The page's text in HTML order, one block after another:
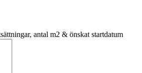
antal m2 & önskat startdatum